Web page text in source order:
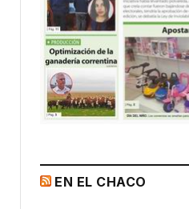
EN EL CHACO